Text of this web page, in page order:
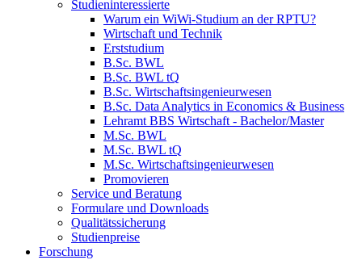
Studieninteressierte
Warum ein WiWi-Studium an der RPTU?
Wirtschaft und Technik
Erststudium
B.Sc. BWL
B.Sc. BWL tQ
B.Sc. Wirtschaftsingenieurwesen
B.Sc. Data Analytics in Economics & Business
Lehramt BBS Wirtschaft - Bachelor/Master
M.Sc. BWL
M.Sc. BWL tQ
M.Sc. Wirtschaftsingenieurwesen
Promovieren
Service und Beratung
Formulare und Downloads
Qualitätssicherung
Studienpreise
Forschung